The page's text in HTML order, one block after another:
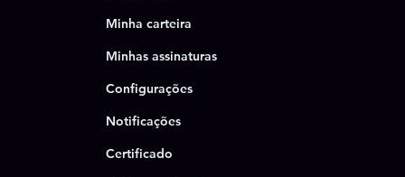
Minha carteira
Minhas assinaturas
Configurações
Notificações
Certificado